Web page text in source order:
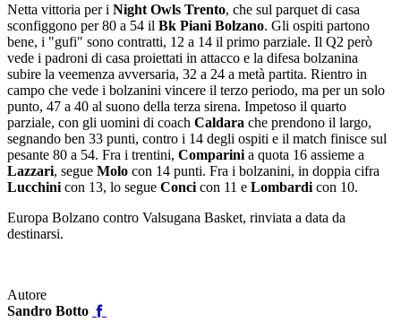
Netta vittoria per i Night Owls Trento, che sul parquet di casa
sconfiggono per 80 a 54 il Bk Piani Bolzano. Gli ospiti partono
bene, i "gufi" sono contratti, 12 a 14 il primo parziale. Il Q2 però
vede i padroni di casa proiettati in attacco e la difesa bolzanina
subire la veemenza avversaria, 32 a 24 a metà partita. Rientro in
campo che vede i bolzanini vincere il terzo periodo, ma per un solo
punto, 47 a 40 al suono della terza sirena. Impetoso il quarto
parziale, con gli uomini di coach Caldara che prendono il largo,
segnando ben 33 punti, contro i 14 degli ospiti e il match finisce sul
pesante 80 a 54. Fra i trentini, Comparini a quota 16 assieme a
Lazzari, segue Molo con 14 punti. Fra i bolzanini, in doppia cifra
Lucchini con 13, lo segue Conci con 11 e Lombardi con 10.
Europa Bolzano contro Valsugana Basket, rinviata a data da
destinarsi.
Autore
Sandro Botto